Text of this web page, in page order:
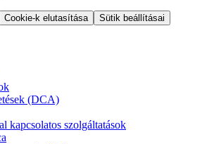
Cookie-k elutasítása Sütik beállításai
(DCA)
kapcsolatos szolgáltatások